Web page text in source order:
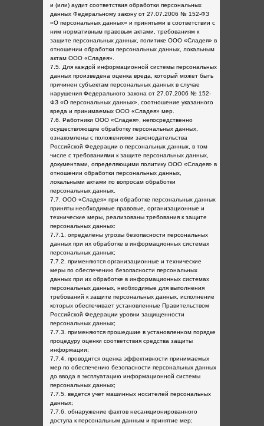
и (или) аудит соответствия обработки персональных
данных Федеральному закону от 27.07.2006 № 152-ФЗ
«О персональных данных» и принятыми в соответствии с
ним нормативным правовым актами, требованиям к
защите персональных данных, политике ООО «Сладея» в
отношении обработки персональных данных, локальным
актам ООО «Сладея».
7.5. Для каждой информационной системы персональных
данных произведена оценка вреда, который может быть
причинен субъектам персональных данных в случае
нарушения Федерального закона от 27.07.2006 № 152-
ФЗ «О персональных данных», соотношение указанного
вреда и принимаемых ООО «Сладея» мер.
7.6. Работники ООО «Сладея», непосредственно
осуществляющие обработку персональных данных,
ознакомлены с положениями законодательства
Российской Федерации о персональных данных, в том
числе с требованиями к защите персональных данных,
документами, определяющими политику ООО «Сладея» в
отношении обработки персональных данных,
локальными актами по вопросам обработки
персональных данных.
7.7. ООО «Сладея» при обработке персональных данных
приняты необходимые правовые, организационные и
технические меры, реализованы требования к защите
персональных данных:
7.7.1. определены угрозы безопасности персональных
данных при их обработке в информационных системах
персональных данных;
7.7.2. применяются организационные и технические
меры по обеспечению безопасности персональных
данных при их обработке в информационных системах
персональных данных, необходимые для выполнения
требований к защите персональных данных, исполнение
которых обеспечивает установленные Правительством
Российской Федерации уровни защищенности
персональных данных;
7.7.3. применяются прошедшие в установленном порядке
процедуру оценки соответствия средства защиты
информации;
7.7.4. проводится оценка эффективности принимаемых
мер по обеспечению безопасности персональных данных
до ввода в эксплуатацию информационной системы
персональных данных;
7.7.5. ведется учет машинных носителей персональных
данных;
7.7.6. обнаружение фактов несанкционированного
доступа к персональным данным и принятие мер;